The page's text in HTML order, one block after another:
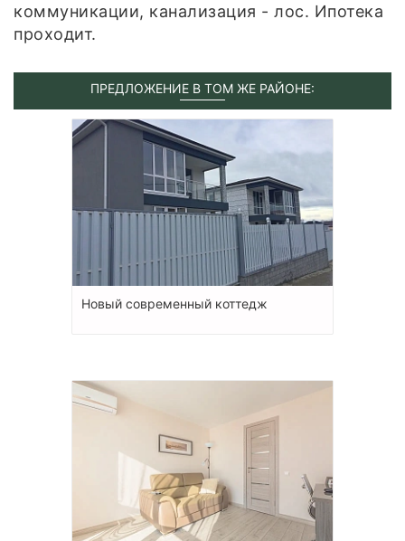
коммуникации, канализация - лос. Ипотека
проходит.
ПРЕДЛОЖЕНИЕ В ТОМ ЖЕ РАЙОНЕ:
Новый современный коттедж